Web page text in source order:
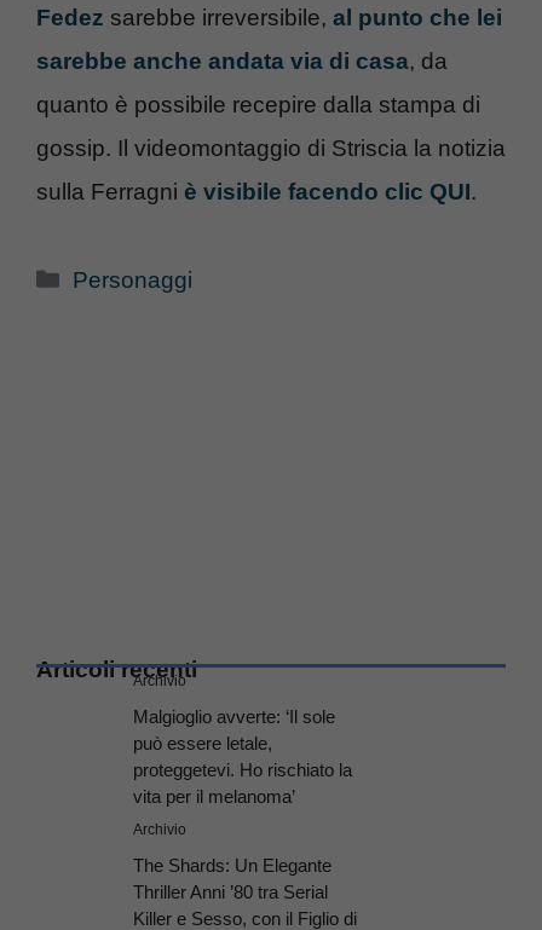
Fedez sarebbe irreversibile, al punto che lei
sarebbe anche andata via di casa, da
quanto è possibile recepire dalla stampa di
gossip. Il videomontaggio di Striscia la notizia
sulla Ferragni è visibile facendo clic QUI.
Categorie
Personaggi
Articoli recenti
Archivio
Malgioglio avverte: ‘Il sole
può essere letale,
proteggetevi. Ho rischiato la
vita per il melanoma’
Archivio
The Shards: Un Elegante
Thriller Anni ’80 tra Serial
Killer e Sesso, con il Figlio di